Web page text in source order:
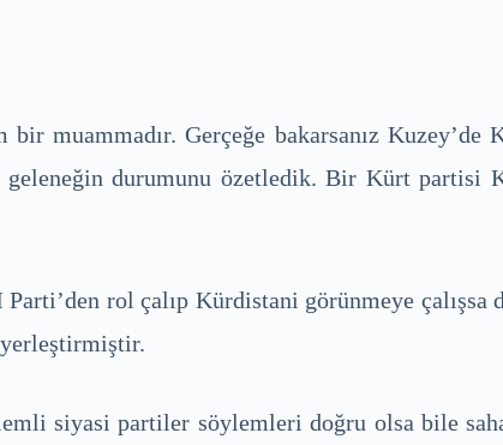
muammadır. Gerçeğe bakarsanız
geleneğin durumunu özetledik. Bir Kürt
rol çalıp Kürdistani görünmeye
siyasi partiler söylemleri doğru olsa bile